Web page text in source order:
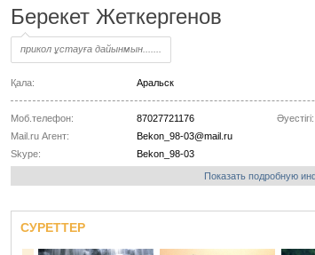
Берекет Жеткергенов
прикол ұстауға дайынмын.......
Қала: Аральск
Моб.телефон:
87027721176
Mail.ru Агент:
Bekon_98-03@mail.ru
Skype:
Bekon_98-03
Әуестігі:
Показать подробную
СУРЕТТЕР